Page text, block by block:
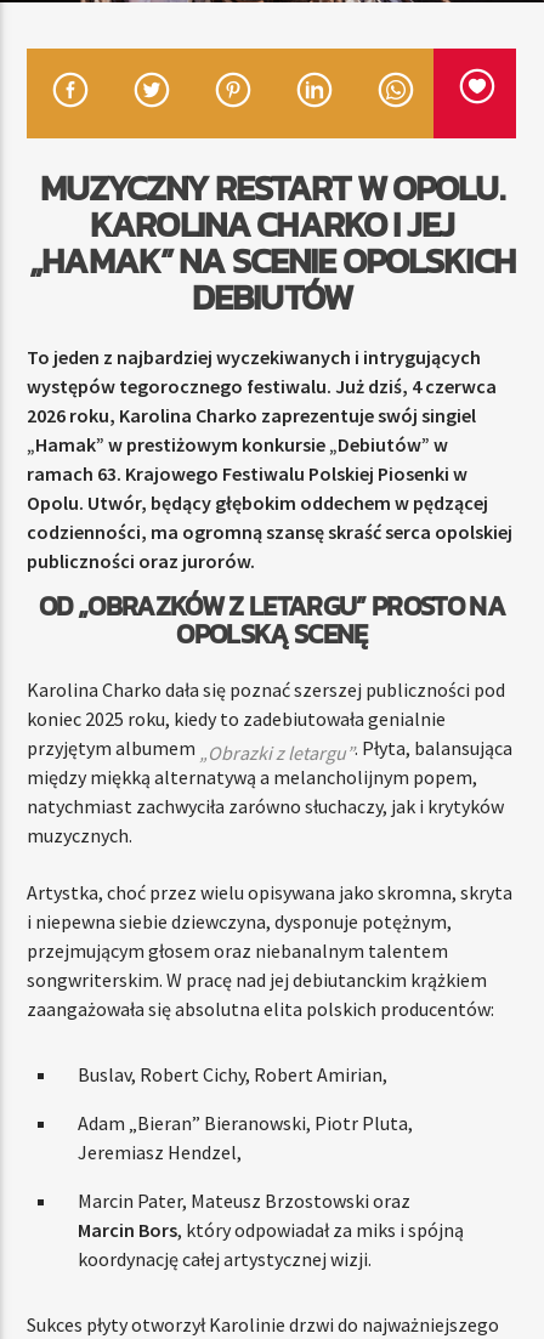
TERAZ
RADIO STREFA MUZY
MUZYCZNY RESTART W OPOLU.
KAROLINA CHARKO I JEJ
„HAMAK” NA SCENIE OPOLSKICH
DEBIUTÓW
To jeden z najbardziej wyczekiwanych i intrygujących
występów tegorocznego festiwalu. Już dziś, 4 czerwca
2026 roku, Karolina Charko zaprezentuje swój singiel
„Hamak” w prestiżowym konkursie „Debiutów” w
ramach 63. Krajowego Festiwalu Polskiej Piosenki w
Opolu. Utwór, będący głębokim oddechem w pędzącej
codzienności, ma ogromną szansę skraść serca opolskiej
publiczności oraz jurorów.
OD „OBRAZKÓW Z LETARGU” PROSTO NA
OPOLSKĄ SCENĘ
Karolina Charko dała się poznać szerszej publiczności pod
koniec 2025 roku, kiedy to zadebiutowała genialnie
przyjętym albumem „Obrazki z letargu”. Płyta, balansująca
między miękką alternatywą a melancholijnym popem,
natychmiast zachwyciła zarówno słuchaczy, jak i krytyków
muzycznych.
Artystka, choć przez wielu opisywana jako skromna, skryta
i niepewna siebie dziewczyna, dysponuje potężnym,
przejmującym głosem oraz niebanalnym talentem
songwriterskim. W pracę nad jej debiutanckim krążkiem
zaangażowała się absolutna elita polskich producentów:
Buslav, Robert Cichy, Robert Amirian,
Adam „Bieran” Bieranowski, Piotr Pluta,
Jeremiasz Hendzel,
Marcin Pater, Mateusz Brzostowski oraz
Marcin Bors, który odpowiadał za miks i spójną
koordynację całej artystycznej wizji.
Sukces płyty otworzył Karolinie drzwi do najważniejszego